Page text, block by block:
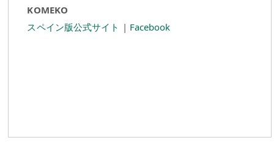
KOMEKO
スペイン版公式サイト | Facebook